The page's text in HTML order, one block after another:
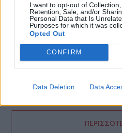
I want to opt-out of Collection,
Retention, Sale, and/or
Personal Data that Is
Purposes for which it was
Opted Out
CONFIRM
Data Deletion Data
οι πιέσεις από το ηλεκτρονικό
βοήθειες κοντά στο φαράγγι
Στέφανος Τσιτσιπάς: Διακοπές
του σύντροφο (photos)